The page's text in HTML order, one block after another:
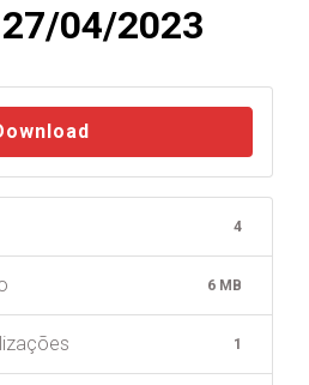
04/2023
4
6 MB
1